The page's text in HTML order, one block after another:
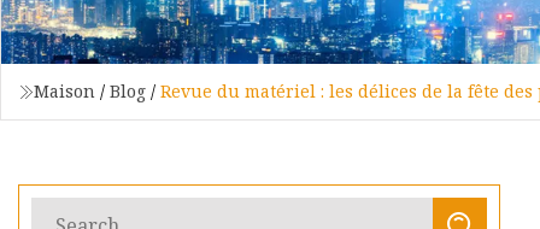
Maison / Blog / Revue du matériel : les délices de la fête des